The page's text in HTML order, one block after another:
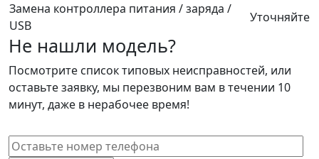
Замена контроллера питания / заряда /
USB
Уточняйте
Не нашли модель?
Посмотрите список типовых неисправностей, или
оставьте заявку, мы перезвоним вам в течении 10
минут, даже в нерабочее время!